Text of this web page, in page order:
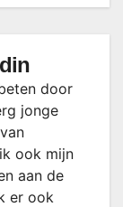
door
jonge
ook mijn
aan de
er ook